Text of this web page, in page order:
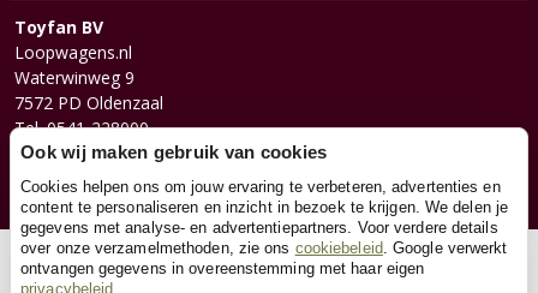
Toyfan BV
Loopwagens.nl
Waterwinweg 9
7572 PD Oldenzaal
Tel. 0541-228000
Facebook
Instagram
© 2026 Toyfan BV
Ook wij maken gebruik van cookies
Cookies helpen ons om jouw ervaring te verbeteren, advertenties en
content te personaliseren en inzicht in bezoek te krijgen. We delen je
gegevens met analyse- en advertentiepartners. Voor verdere details
over onze verzamelmethoden, zie ons cookiebeleid. Google verwerkt
ontvangen gegevens in overeenstemming met haar eigen
privacybeleid